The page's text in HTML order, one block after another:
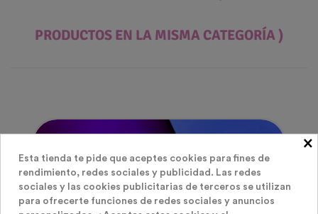
PRODUCTOS EN LA MISMA CATEGORÍA )
×
Esta tienda te pide que aceptes cookies para fines de
rendimiento, redes sociales y publicidad. Las redes
sociales y las cookies publicitarias de terceros se utilizan
para ofrecerte funciones de redes sociales y anuncios